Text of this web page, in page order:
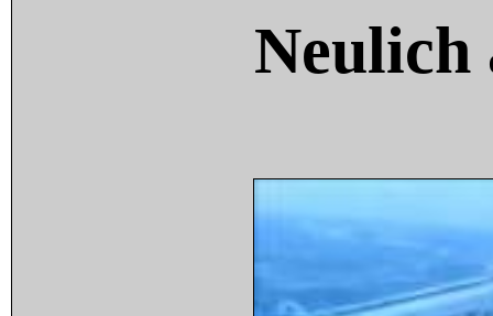
Neulich